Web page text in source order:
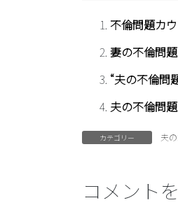
不倫問題カ
妻の不倫問
“夫の不倫問
夫の不倫問
カテゴリー 夫
コメント